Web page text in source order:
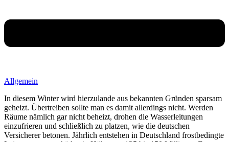
Allgemein
In diesem Winter wird hierzulande aus bekannten Gründen sparsam
geheizt. Übertreiben sollte man es damit allerdings nicht. Werden
Räume nämlich gar nicht beheizt, drohen die Wasserleitungen
einzufrieren und schließlich zu platzen, wie die deutschen
Versicherer betonen. Jährlich entstehen in Deutschland frostbedingte